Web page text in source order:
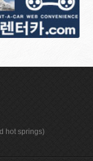
hot springs)